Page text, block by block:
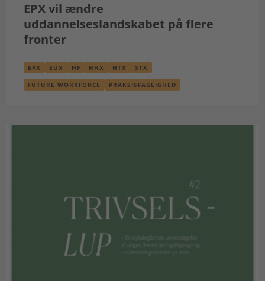
EPX vil ændre
uddannelseslandskabet på flere
fronter
EPX EUX HF HHX HTX STX
FUTURE WORKFORCE PRAKSISFAGLIGHED